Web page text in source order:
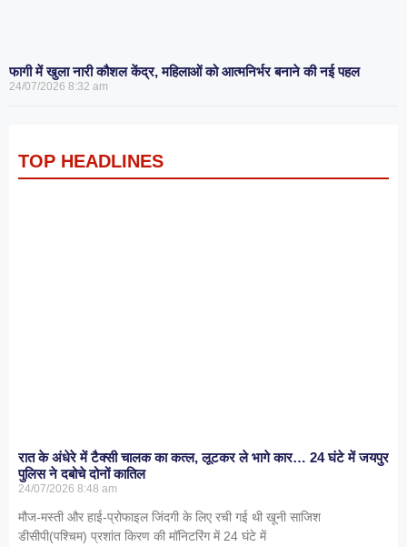
फागी में खुला नारी कौशल केंद्र, महिलाओं को आत्मनिर्भर बनाने की नई पहल
24/07/2026 8:32 am
TOP HEADLINES
रात के अंधेरे में टैक्सी चालक का कत्ल, लूटकर ले भागे कार… 24 घंटे में जयपुर
पुलिस ने दबोचे दोनों कातिल
24/07/2026 8:48 am
मौज-मस्ती और हाई-प्रोफाइल जिंदगी के लिए रची गई थी खूनी साजिश
डीसीपी(पश्चिम) प्रशांत किरण की मॉनिटरिंग में 24 घंटे में